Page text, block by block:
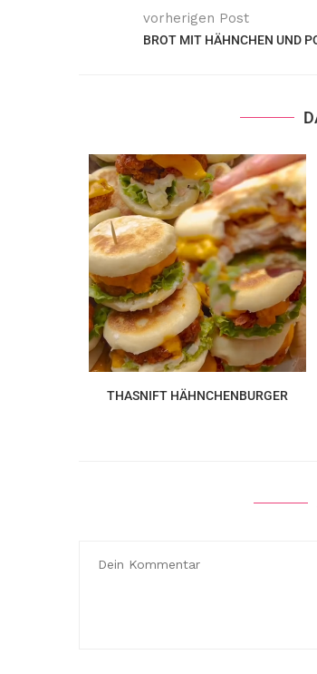
vorherigen Post
BROT MIT HÄHNCHEN UND
THASNIFT HÄHNCHENBURGER